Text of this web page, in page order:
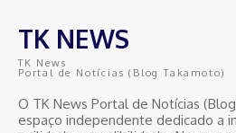
TK NEWS
TK News
Portal de Notícias (Blog Takamoto)
O TK News Portal de Notícias
espaço independente dedicado a